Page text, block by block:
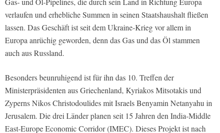
verlaufen und erhebliche Summen in seinen Staatshaushalt fließen
lassen. Das Geschäft ist seit dem Ukraine-Krieg vor allem in
Europa anrüchig geworden, denn das Gas und das Öl stammen
auch aus Russland.
Besonders beunruhigend ist für ihn das 10. Treffen der
Ministerpräsidenten aus Griechenland, Kyriakos Mitsotakis und
Zyperns Nikos Christodoulides mit Israels Benyamin Netanyahu in
Jerusalem. Die drei Länder planen seit 15 Jahren den India-Middle
East-Europe Economic Corridor (IMEC). Dieses Projekt ist nach